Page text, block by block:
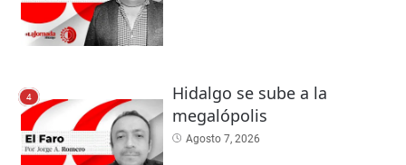
4
Hidalgo se sube a la
megalópolis
Agosto 7, 2026